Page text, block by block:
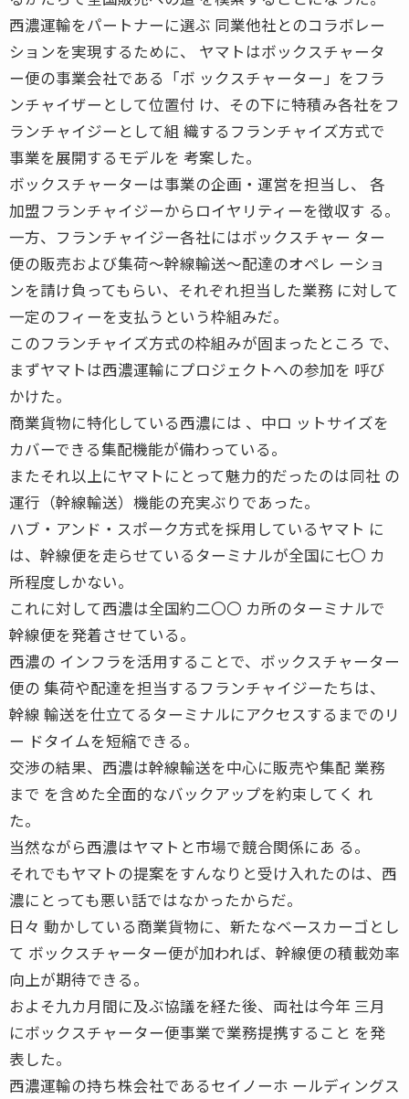
西濃運輸をパートナーに選ぶ 同業他社とのコラボレー
ションを実現するために、 ヤマトはボックスチャータ
ー便の事業会社である「ボ ックスチャーター」をフラ
ンチャイザーとして位置付 け、その下に特積み各社をフ
ランチャイジーとして組 織するフランチャイズ方式で
事業を展開するモデルを 考案した。
ボックスチャーターは事業の企画・運営を担当し、 各
加盟フランチャイジーからロイヤリティーを徴収す る。
一方、フランチャイジー各社にはボックスチャー ター
便の販売および集荷〜幹線輸送〜配達のオペレ ーショ
ンを請け負ってもらい、それぞれ担当した業務 に対して
一定のフィーを支払うという枠組みだ。
このフランチャイズ方式の枠組みが固まったところ で、
まずヤマトは西濃運輸にプロジェクトへの参加を 呼び
かけた。
商業貨物に特化している西濃には 、中ロ ットサイズを
カバーできる集配機能が備わっている。
またそれ以上にヤマトにとって魅力的だったのは同社 の
運行（幹線輸送）機能の充実ぶりであった。
ハブ・アンド・スポーク方式を採用しているヤマト に
は、幹線便を走らせているターミナルが全国に七〇 カ
所程度しかない。
これに対して西濃は全国約二〇〇 カ所のターミナルで
幹線便を発着させている。
西濃の インフラを活用することで、ボックスチャーター
便の 集荷や配達を担当するフランチャイジーたちは、
幹線 輸送を仕立てるターミナルにアクセスするまでのリ
ー ドタイムを短縮できる。
交渉の結果、西濃は幹線輸送を中心に販売や集配 業務
まで を含めた全面的なバックアップを約束してく れ
た。
当然ながら西濃はヤマトと市場で競合関係にあ る。
それでもヤマトの提案をすんなりと受け入れたのは、西
濃にとっても悪い話ではなかったからだ。
日々 動かしている商業貨物に、新たなベースカーゴとし
て ボックスチャーター便が加われば、幹線便の積載効率
向上が期待できる。
およそ九カ月間に及ぶ協議を経た後、両社は今年 三月
にボックスチャーター便事業で業務提携すること を発
表した。
西濃運輸の持ち株会社であるセイノーホ ールディングス